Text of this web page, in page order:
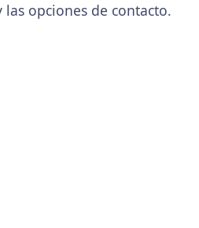
las opciones de contacto.